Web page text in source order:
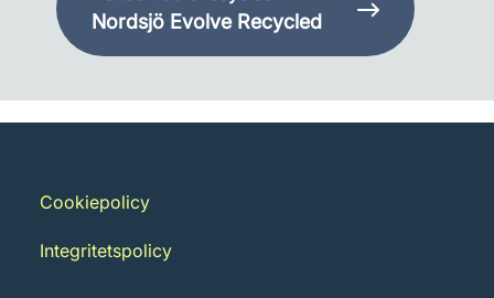
Nordsjö Evolve Recycled
Cookiepolicy
Integritetspolicy